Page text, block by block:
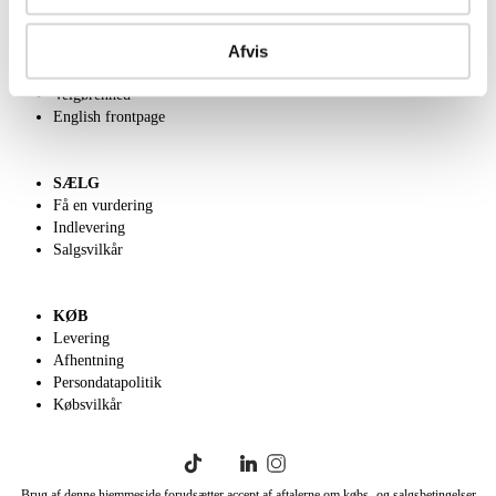
Afvis
OM OS
Velgørenhed
English frontpage
SÆLG
Få en vurdering
Indlevering
Salgsvilkår
KØB
Levering
Afhentning
Persondatapolitik
Købsvilkår